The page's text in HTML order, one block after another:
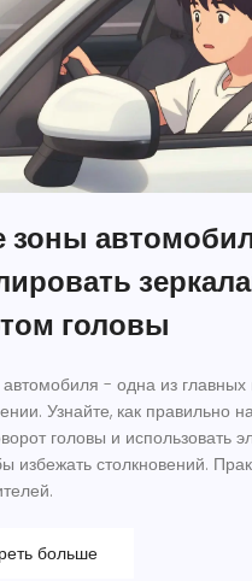
головы
- одна из главных
Узнайте, как правильно
головы и использовать
избежать столкновений.
больше